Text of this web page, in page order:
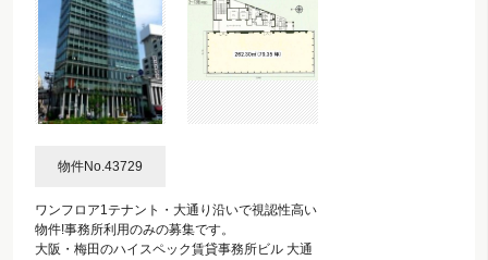
物件No.43729
ワンフロア1テナント・大通り沿いで視認性高い
物件!事務所利用のみの募集です。
大阪・梅田のハイスペック賃貸事務所ビル 大通